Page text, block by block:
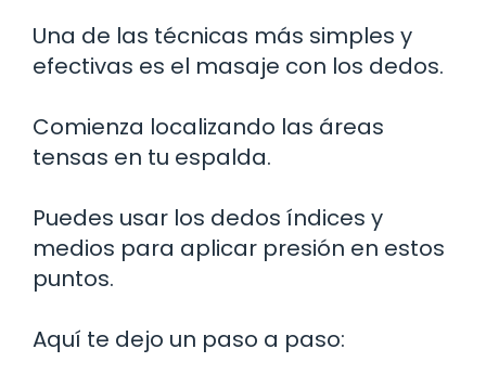
Una de las técnicas más simples y
efectivas es el masaje con los dedos.
Comienza localizando las áreas
tensas en tu espalda.
Puedes usar los dedos índices y
medios para aplicar presión en estos
puntos.
Aquí te dejo un paso a paso: